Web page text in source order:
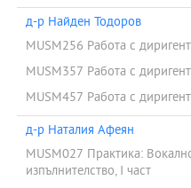
д-р Найден Тодоров
MUSM256 Работа с
MUSM357 Работа с
MUSM457 Работа с
д-р Наталия Афеян
MUSM027 Практика:
изпълнителство, I част